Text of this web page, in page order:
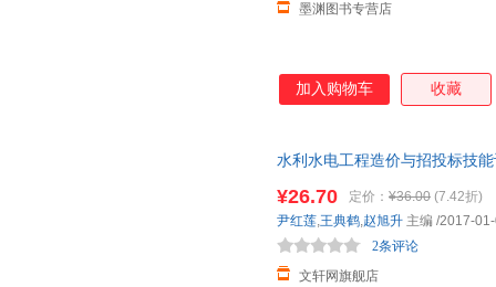
墨渊图书专营店
加入购物车 收藏
水利水电工程造价与招投标技
¥26.70 定价： ¥36.00 (7.42折)
文轩网旗舰店
2条评论
尹红莲,王典鹤,赵旭升 主编 /2017-